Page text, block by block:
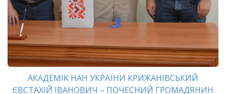
АКАДЕМІК НАН УКРАЇНИ КРИЖАНІВСЬКИЙ
ЄВСТАХІЙ ІВАНОВИЧ – ПОЧЕСНИЙ ГРОМАДЯНИН